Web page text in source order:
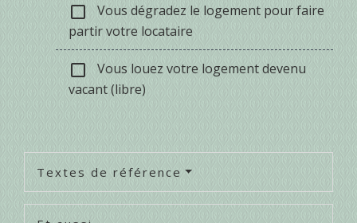
check_box_outline_blank
Vous dégradez le logement pour faire
partir votre locataire
check_box_outline_blank
Vous louez votre logement devenu
vacant (libre)
Textes de référence